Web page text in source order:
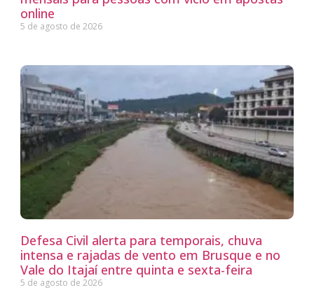
online
5 de agosto de 2026
Defesa Civil alerta para temporais, chuva
intensa e rajadas de vento em Brusque e no
Vale do Itajaí entre quinta e sexta-feira
5 de agosto de 2026